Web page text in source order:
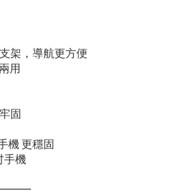
架，導航更方便
用
固
機 更穩固
手機